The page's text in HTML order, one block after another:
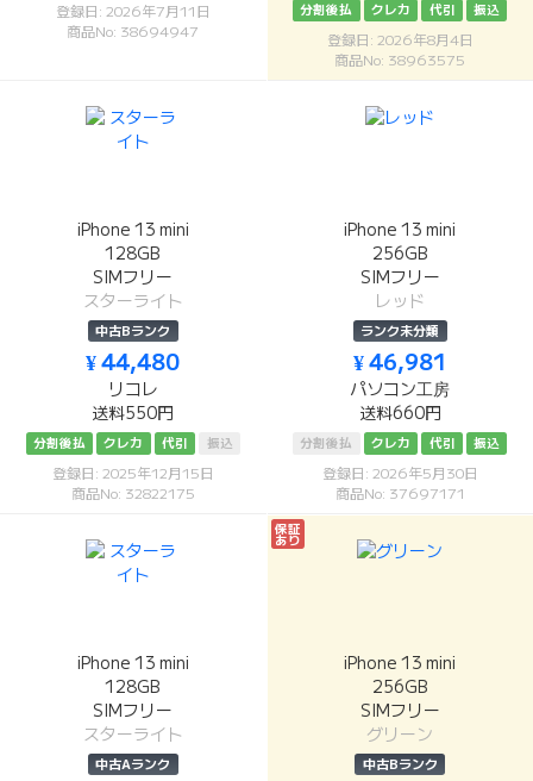
登録日: 2026年7月11日
商品No: 38694947
分割後払
クレカ 代引 振込
登録日: 2026年8月4日
商品No: 38963575
iPhone 13 mini
128GB
SIMフリー
スターライト
中古Bランク
¥ 44,480
リコレ
送料550円
分割後払 クレカ 代引 振込
登録日: 2025年12月15日
商品No: 32822175
iPhone 13 mini
256GB
SIMフリー
レッド
ランク未分類
¥ 46,981
パソコン工房
送料660円
分割後払 クレカ 代引 振込
登録日: 2026年5月30日
商品No: 37697171
iPhone 13 mini
128GB
SIMフリー
スターライト
中古Aランク
保証
あり
iPhone 13 mini
256GB
SIMフリー
グリーン
中古Bランク